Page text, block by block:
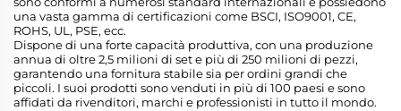
una vasta gamma di certificazioni come BSCI, ISO9001, CE,
ROHS, UL, PSE, ecc.
Dispone di una forte capacità produttiva, con una produzione
annua di oltre 2,5 milioni di set e più di 250 milioni di pezzi,
garantendo una fornitura stabile sia per ordini grandi che
piccoli. I suoi prodotti sono venduti in più di 100 paesi e sono
affidati da rivenditori, marchi e professionisti in tutto il mondo.